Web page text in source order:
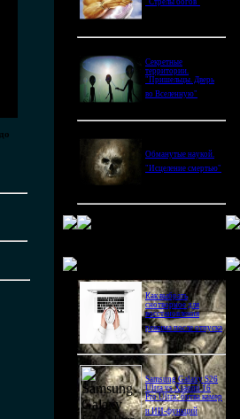
"Стрелы богов"
Секретные
территории.
"Пришельцы. Дверь
во Вселенную"
Обманутые наукой.
"Исцеление смертью"
Как выбрать
снотворное для
восстановления
режима после отпуска
Samsung Galaxy S26
Ultra vs Xiaomi 16
Pro Ultra: битва камер
и ИИ-функций